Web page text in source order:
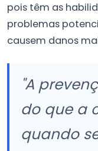
pois têm as
problemas
causem danos
"A
do que a
quando